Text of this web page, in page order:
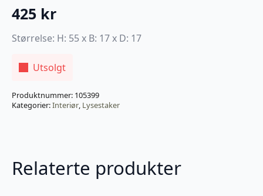
425 kr
Størrelse: H: 55 x B: 17 x D: 17
Utsolgt
Produktnummer: 105399
Kategorier:Interiør, Lysestaker
Relaterte produkter